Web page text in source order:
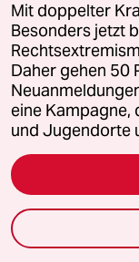
Hausblog
Die Seitenwende
Stellen
Presse
Unterstützen
Mit doppelter
Besonders jetzt
Daher gehen 50
eine Kampagne,
und Jugendorte